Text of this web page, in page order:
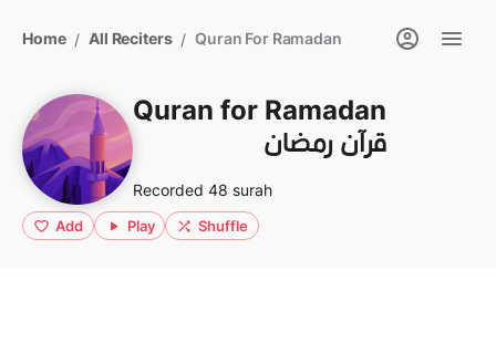
Home / All Reciters / Quran For Ramadan
Quran for Ramadan
قرآن رمضان
Recorded 48 surah
Add Play Shuffle